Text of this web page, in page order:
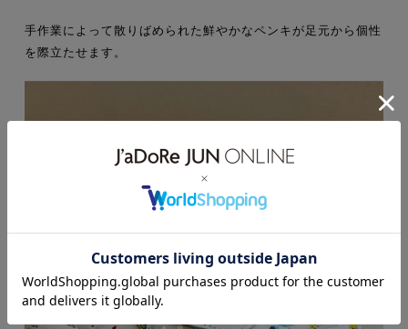
手作業によって散りばめられた鮮やかなペンキが足元から個性
を際立たせます。